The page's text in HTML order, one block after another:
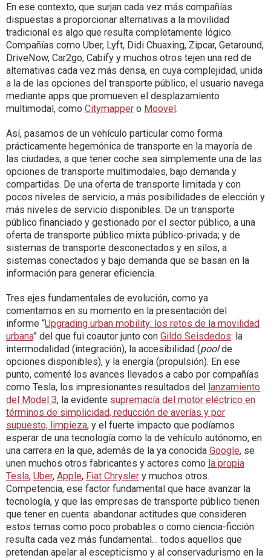
En ese contexto, que surjan cada vez más compañías
dispuestas a proporcionar alternativas a la movilidad
tradicional es algo que resulta completamente lógico.
Compañías como Uber, Lyft, Didi Chuaxing, Zipcar, Getaround,
DriveNow, Car2go, Cabify y muchos otros tejen una red de
alternativas cada vez más densa, en cuya complejidad, unida
a la de las opciones del transporte público, el usuario navega
mediante apps que promueven el desplazamiento
multimodal, como Citymapper o Moovel.
Así, pasamos de un vehículo particular como forma
prácticamente hegemónica de transporte en la mayoría de
las ciudades, a que tener coche sea simplemente una de las
opciones de transporte multimodales, bajo demanda y
compartidas. De una oferta de transporte limitada y con
pocos niveles de servicio, a más posibilidades de elección y
más niveles de servicio disponibles. De un transporte
público financiado y gestionado por el sector público, a una
oferta de transporte público mixta público-privada; y de
sistemas de transporte desconectados y en silos, a
sistemas conectados y bajo demanda que se basan en la
información para generar eficiencia.
Tres ejes fundamentales de evolución, como ya
comentamos en su momento en la presentación del
informe “Upgrading urban mobility: los retos de la movilidad
urbana” del que fui coautor junto con Gildo Seisdedos: la
intermodalidad (integración), la accesibilidad (poolde
opciones disponibles), y la energía (propulsión). En ese
punto, comenté los avances llevados a cabo por compañías
como Tesla, los impresionantes resultados del lanzamiento
del Model 3, la evidente supremacía del motor eléctrico en
términos de simplicidad, reducción de averías y por
supuesto, limpieza, y el fuerte impacto que podíamos
esperar de una tecnología como la de vehículo autónomo, en
una carrera en la que, además de la ya conocida Google, se
unen muchos otros fabricantes y actores como la propia
Tesla, Uber, Apple, Fiat Chrysler y muchos otros.
Competencia, ese factor fundamental que hace avanzar la
tecnología, y que las empresas de transporte público tienen
que tener en cuenta: abandonar actitudes que consideren
estos temas como poco probables o como ciencia-ficción
resulta cada vez más fundamental… todos aquellos que
pretendan apelar al escepticismo y al conservadurismo en la